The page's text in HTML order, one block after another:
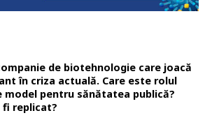
de biotehnologie care joacă
în criza actuală. Care este rolul
model pentru sănătatea publică?
fi replicat?